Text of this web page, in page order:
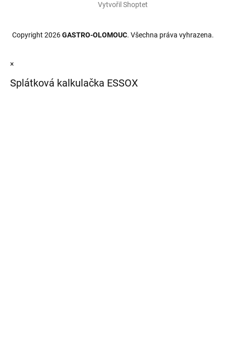
Vytvořil Shoptet
Copyright 2026GASTRO-OLOMOUC. Všechna práva vyhrazena.
×
Splátková kalkulačka ESSOX